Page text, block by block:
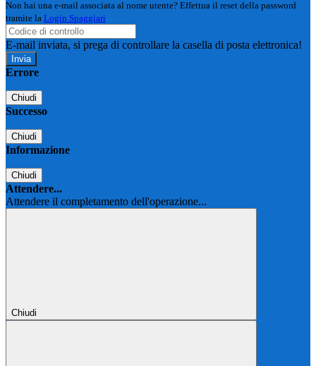
Non hai una e-mail associata al nome utente? Effettua il reset della password
tramite la Login Spaggiari
E-mail inviata, si prega di controllare la casella di posta elettronica!
Errore
Chiudi
Successo
Chiudi
Informazione
Chiudi
Attendere...
Attendere il completamento dell'operazione...
Chiudi